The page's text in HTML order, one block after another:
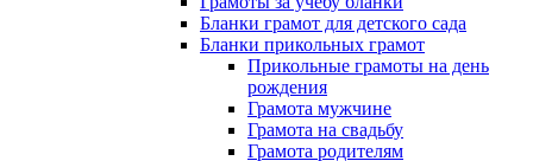
Бланки грамот для детского сада
Бланки прикольных грамот
Прикольные грамоты на день
рождения
Грамота мужчине
Грамота на свадьбу
Грамота родителям